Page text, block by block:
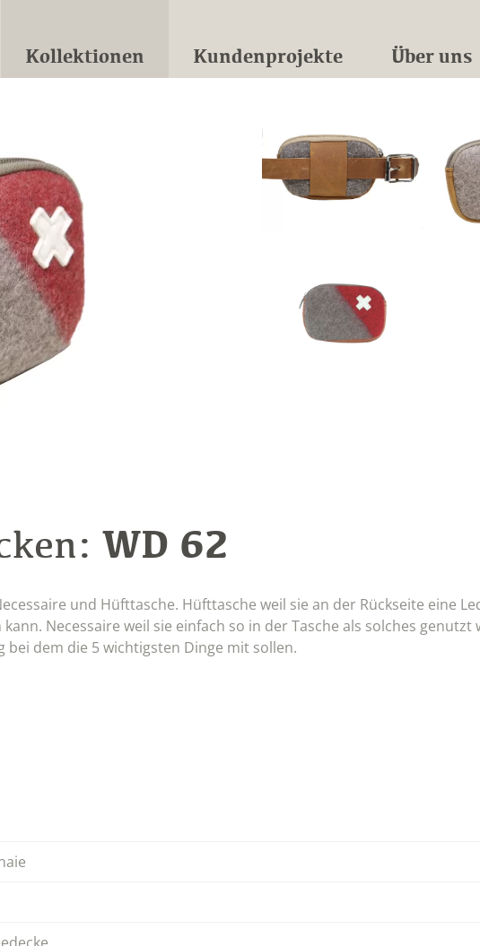
Kollektionen Kundenprojekte Über uns
WD 62
und Hüfttasche. Hüfttasche weil sie an der Rückseite eine
Necessaire weil sie einfach so in der Tasche als solches genutzt
bei dem die 5 wichtigsten Dinge mit sollen.